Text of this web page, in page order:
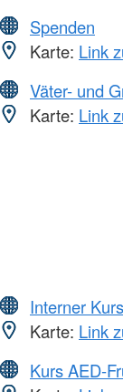
Spenden
Karte: Link
Väter- und
Karte: Link
Interner Kurs
Karte: Link
Kurs AED-